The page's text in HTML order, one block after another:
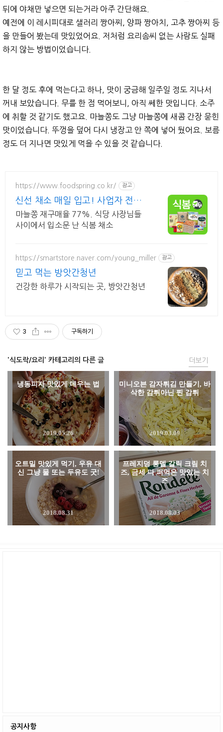
뒤에 야채만 넣으면 되는거라 아주 간단해요.
예전에 이 레시피대로 샐러리 짱아찌, 양파 짱아치, 고추 짱아찌 등
을 만들어 봤는데 맛있었어요. 저처럼 요리솜씨 없는 사람도 실패
하지 않는 방법이었습니다.
한 달 정도 후에 먹는다고 하나, 맛이 궁금해 일주일 정도 지나서
꺼내 보았습니다. 무를 한 점 먹어보니, 아직 쎄한 맛입니다. 소주
에 취할 것 같기도 했고요. 마늘쫑도 그냥 마늘쫑에 새콤 간장 묻힌
맛이었습니다. 뚜껑을 덮어 다시 냉장고 안 쪽에 넣어 뒀어요. 보름
정도 더 지나면 맛있게 먹을 수 있을 것 같습니다.
https://www.foodspring.co.kr/ 광고
신선 채소 매일 입고! 사업자 전용
특가
마늘쫑 재구매율 77%. 식당 사장님들
사이에서 입소문 난 식봄 채소
https://smartstore.naver.com/young_miller 광고
믿고 먹는 방앗간청년
건강한 하루가 시작되는 곳, 방앗간청년
3 구독하기
'식도락/요리' 카테고리의 다른 글
냉동피자 맛있게 데우는 법
2019.05.26
미니오븐 감자튀김 만들기, 바
삭한 감튀아닌 찐 감튀
2019.03.09
오트밀 맛있게 먹기, 우유 대
신 그냥 물 또는 두유도 굿!
2018.08.31
프레지덩 롱델 갈릭 크림 치
즈, 금세 다 퍼먹은 맛있는 치
즈
2018.08.03
더보기
공지사항